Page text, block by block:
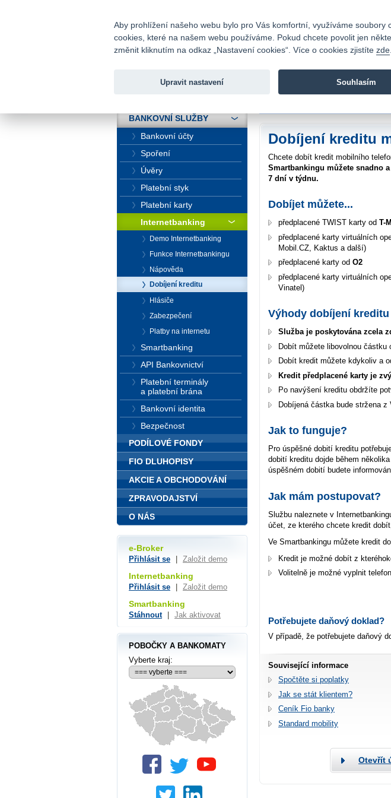
Fio banka
Fio banka je
Dobíjení kreditu
Chcete dobít kredit mobilního
Smartbankingu můžete snadno
7 dní v týdnu.
Dobíjet můžete...
předplacené TWIST karty od T-
předplacené karty virtuálních
Mobil.CZ, Kaktus a další)
předplacené karty od O2
předplacené karty virtuálních
Vinatel)
Výhody dobíjení
Služba je poskytována zcela
Dobít můžete libovolnou částku
Dobít kredit můžete kdykoliv a
Kredit předplacené karty je
Po navýšení kreditu obdržíte
Dobíjená částka bude stržena
Jak to funguje?
Pro úspěšné dobití kreditu
dobití kreditu dojde během
úspěšném dobití budete
Jak mám postupovat?
Službu naleznete v
účet, ze kterého chcete kredit
Ve Smartbankingu můžete kredit
Kredit je možné dobít z
Volitelně je možné vyplnit
Potřebujete daňový doklad?
V případě, že potřebujete daňový
Související informace
Spočtěte si poplatky
Jak se stát klientem?
Ceník Fio banky
Standard mobility
Otevřít
BANKOVNÍ SLUŽBY
Bankovní účty
Spoření
Úvěry
Platební styk
Platební karty
Internetbanking
Demo Internetbanking
Funkce Internetbankingu
Nápověda
Dobíjení kreditu
Hlásiče
Zabezpečení
Platby na internetu
Smartbanking
API Bankovnictví
Platební terminály
a platební brána
Bankovní identita
Bezpečnost
PODÍLOVÉ FONDY
FIO DLUHOPISY
AKCIE A OBCHODOVÁNÍ
ZPRAVODAJSTVÍ
O NÁS
e-Broker
Přihlásit se Založit demo
Internetbanking
Přihlásit se Založit demo
Smartbanking
Stáhnout Jak aktivovat
POBOČKY A BANKOMATY
Vyberte kraj:
Aby prohlížení našeho webu bylo pro Vás komfortní, využíváme
cookies, které na našem webu používáme. Pokud chcete povolit jen
změnit kliknutím na odkaz „Nastavení cookies“. Více o cookies zjistíte zde
Upravit nastavení Souhlasím